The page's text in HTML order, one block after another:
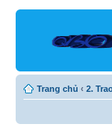
Trang chủ ‹ 2.